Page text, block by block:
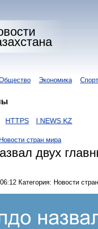
Экономика Спорт
I NEWS KZ
Новости стран мира
двух
06:12 Категория: Новости